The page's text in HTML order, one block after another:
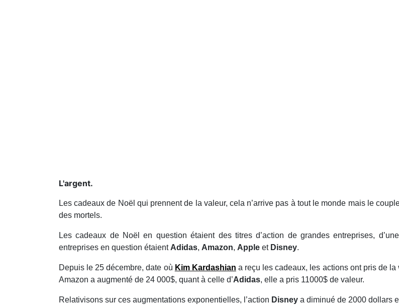
L'argent.
Les cadeaux de Noël qui prennent de la valeur, cela n’arrive pas à tout le monde mais le
des mortels.
Les cadeaux de Noël en question étaient des titres d’action de grandes entreprises,
entreprises en question étaient Adidas, Amazon, Apple et Disney.
Depuis le 25 décembre, date où Kim Kardashian a reçu les cadeaux, les actions ont pris de la
Amazon a augmenté de 24 000$, quant à celle d’Adidas, elle a pris 11000$ de valeur.
Relativisons sur ces augmentations exponentielles, l’action Disney a diminué de 2000 dollars